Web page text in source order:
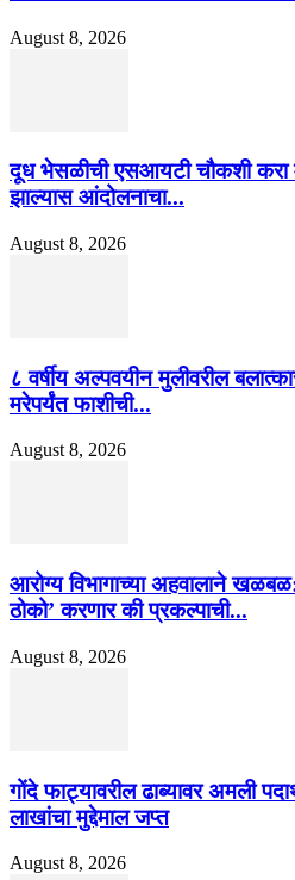
August 8, 2026
दूध भेसळीची एसआयटी चौकशी
झाल्यास आंदोलनाचा...
August 8, 2026
८ वर्षीय अल्पवयीन मुलीवरील
मरेपर्यंत फाशीची...
August 8, 2026
आरोग्य विभागाच्या अहवालाने
ठोको’ करणार की प्रकल्पाची...
August 8, 2026
गोंदे फाट्यावरील ढाब्यावर अमली
लाखांचा मुद्देमाल जप्त
August 8, 2026